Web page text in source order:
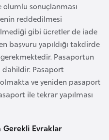
olumlu sonuçlanması
reddedilmesi
gibi ücretler de iade
başvuru yapıldığı takdirde
Pasaportun
Pasaport
ve yeniden pasaport
ile tekrar yapılması
Gerekli Evraklar